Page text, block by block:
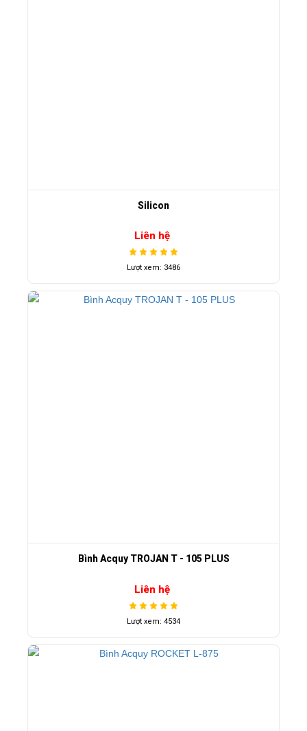
Silicon
Liên hệ
Lượt xem: 3486
Bình Acquy TROJAN T - 105 PLUS
Liên hệ
Lượt xem: 4534